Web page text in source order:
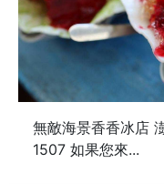
無敵海景香香冰店
1507 如果您來...